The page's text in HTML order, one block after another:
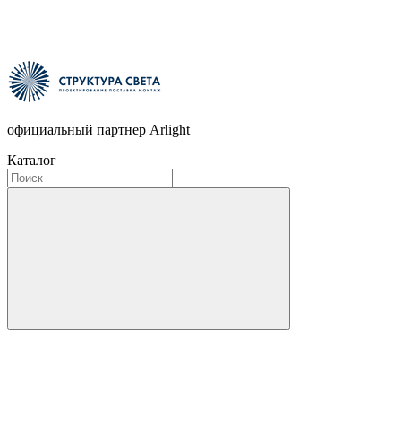
официальный партнер Arlight
Каталог